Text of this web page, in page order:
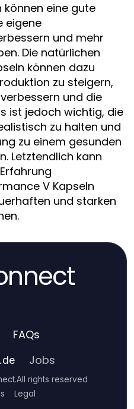
können eine gute
eigene
und mehr
Die natürlichen
können dazu
zu steigern,
und die
ist jedoch wichtig, die
zu halten und
zu einem gesunden
Letztendlich kann
V Kapseln
und starken
FAQs
Jobs
.All rights reserved
Legal